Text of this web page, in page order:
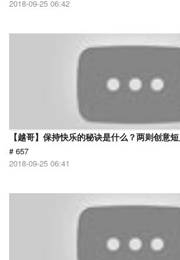
2018-09-25 06:42
【越哥】保持快乐的秘诀是什么？两则创意
# 657
2018-09-25 06:41